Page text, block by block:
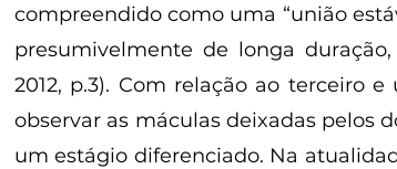
compreendido como uma “união
presumivelmente de longa
2012, p.3). Com relação ao terceiro
observar as máculas deixadas pelos
um estágio diferenciado. Na